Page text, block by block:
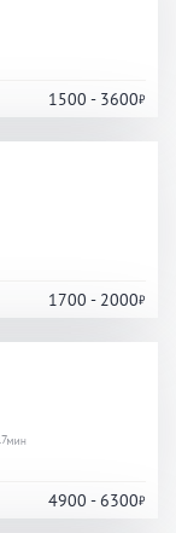
бани
игры
1500 - 3600
1700 - 2000
4900 - 6300